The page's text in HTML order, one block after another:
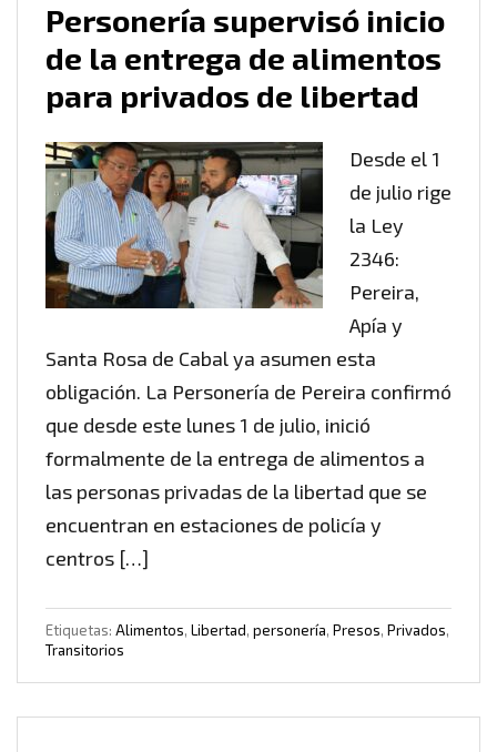
Personería supervisó inicio
de la entrega de alimentos
para privados de libertad
Desde el 1
de julio rige
la Ley
2346:
Pereira,
Apía y
Santa Rosa de Cabal ya asumen esta
obligación. La Personería de Pereira confirmó
que desde este lunes 1 de julio, inició
formalmente de la entrega de alimentos a
las personas privadas de la libertad que se
encuentran en estaciones de policía y
centros […]
Etiquetas: Alimentos, Libertad, personería, Presos, Privados,
Transitorios